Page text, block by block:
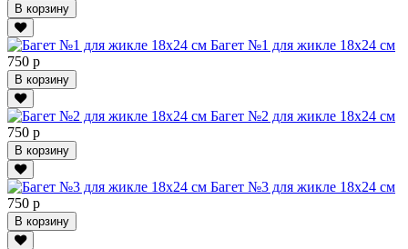
В корзину
Багет №1 для жикле 18х24 см
750 р
В корзину
Багет №2 для жикле 18х24 см
750 р
В корзину
Багет №3 для жикле 18х24 см
750 р
В корзину